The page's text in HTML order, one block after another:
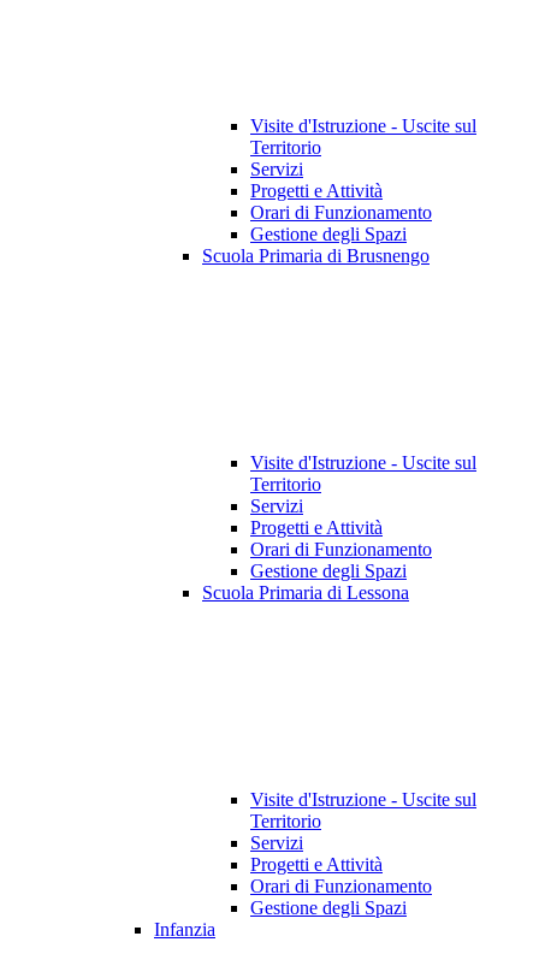
Visite d'Istruzione - Uscite sul
Territorio
Servizi
Progetti e Attività
Orari di Funzionamento
Gestione degli Spazi
Scuola Primaria di Brusnengo
Visite d'Istruzione - Uscite sul
Territorio
Servizi
Progetti e Attività
Orari di Funzionamento
Gestione degli Spazi
Scuola Primaria di Lessona
Visite d'Istruzione - Uscite sul
Territorio
Servizi
Progetti e Attività
Orari di Funzionamento
Gestione degli Spazi
Infanzia